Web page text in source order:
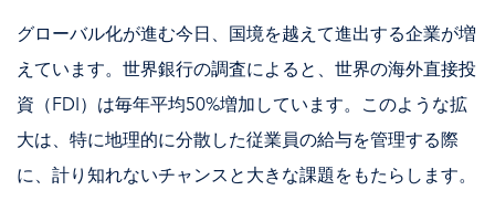
グローバル化が進む今日、国境を越えて進出する企業が増
えています。世界銀行の調査によると、世界の海外直接投
資（FDI）は毎年平均50%増加しています。このような拡
大は、特に地理的に分散した従業員の給与を管理する際
に、計り知れないチャンスと大きな課題をもたらします。